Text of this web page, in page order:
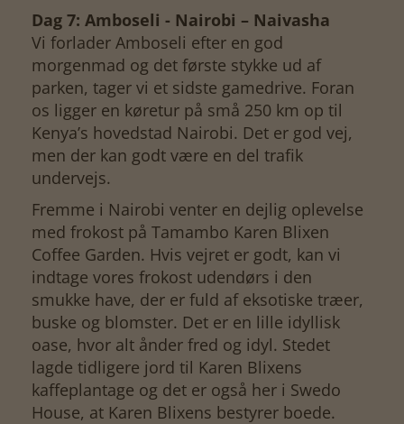
Dag 7: Amboseli - Nairobi – Naivasha
Vi forlader Amboseli efter en god
morgenmad og det første stykke ud af
parken, tager vi et sidste gamedrive. Foran
os ligger en køretur på små 250 km op til
Kenya’s hovedstad Nairobi. Det er god vej,
men der kan godt være en del trafik
undervejs.
Fremme i Nairobi venter en dejlig oplevelse
med frokost på Tamambo Karen Blixen
Coffee Garden. Hvis vejret er godt, kan vi
indtage vores frokost udendørs i den
smukke have, der er fuld af eksotiske træer,
buske og blomster. Det er en lille idyllisk
oase, hvor alt ånder fred og idyl. Stedet
lagde tidligere jord til Karen Blixens
kaffeplantage og det er også her i Swedo
House, at Karen Blixens bestyrer boede.